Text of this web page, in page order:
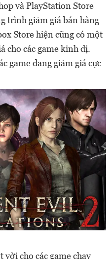
và PlayStation Store
trình giảm giá bán hàng
Store hiện cũng có một
cho các game kinh dị.
game đang giảm giá cực
vời cho các game chạy